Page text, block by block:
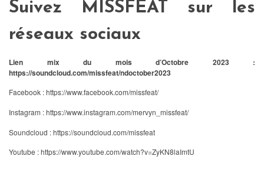
Suivez MISSFEAT sur les
réseaux sociaux
Lien mix du mois d’Octobre 2023 :
https://soundcloud.com/missfeat/ndoctober2023
Facebook :https://www.facebook.com/missfeat/
Instagram :https://www.instagram.com/mervyn_missfeat/
Soundcloud :https://soundcloud.com/missfeat
Youtube :https://www.youtube.com/watch?v=ZyKN8laImtU